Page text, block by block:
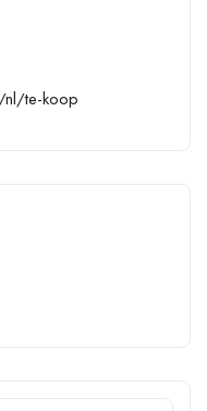
nl/te-koop